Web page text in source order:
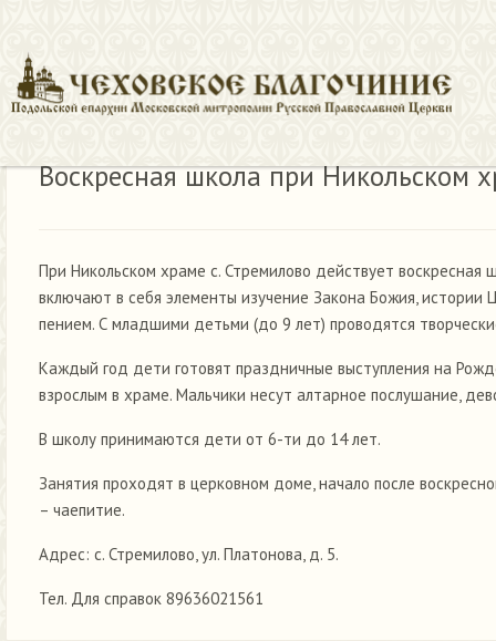
Воскресная школа при Никольском
При Никольском храме с. Стремилово действует
включают в себя элементы изучение Закона Божия, истории
пением. С младшими детьми (до 9 лет) проводятся
Каждый год дети готовят праздничные выступления на
взрослым в храме. Мальчики несут алтарное послушание,
В школу принимаются дети от 6-ти до 14 лет.
Занятия проходят в церковном доме, начало после
– чаепитие.
Адрес: с. Стремилово, ул. Платонова, д. 5.
Тел. Для справок 89636021561